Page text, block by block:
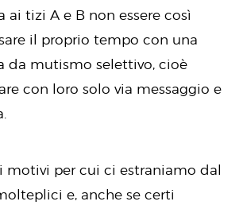
ai tizi A e B non essere così
il proprio tempo con una
da mutismo selettivo, cioè
con loro solo via messaggio e
motivi per cui ci estraniamo dal
e, anche se certi